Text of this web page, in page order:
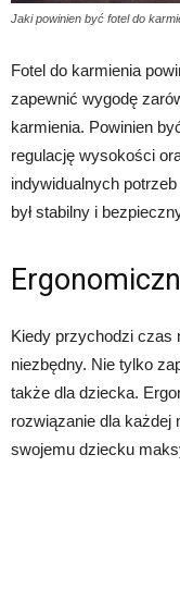
Jaki powinien być fotel do
Fotel do karmienia
zapewnić wygodę
karmienia. Powinien
regulację wysokości
indywidualnych
był stabilny i
Kiedy przychodzi czas
niezbędny. Nie tylko
także dla dziecka.
rozwiązanie dla każdej
swojemu dziecku